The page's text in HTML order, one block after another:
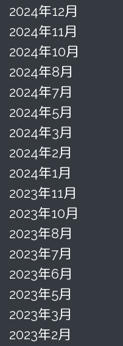
2024年12月
2024年11月
2024年10月
2024年8月
2024年7月
2024年5月
2024年3月
2024年2月
2024年1月
2023年11月
2023年10月
2023年8月
2023年7月
2023年6月
2023年5月
2023年3月
2023年2月